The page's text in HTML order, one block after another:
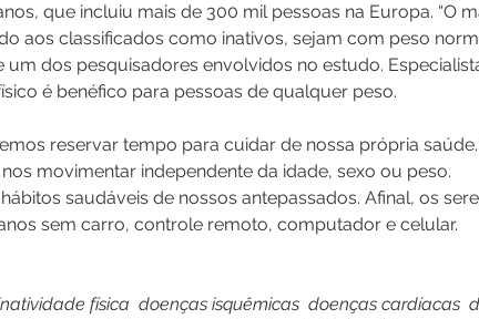
que incluiu mais de 300 mil pessoas na Europa. “O
aos classificados como inativos, sejam com peso
um dos pesquisadores envolvidos no estudo.
é benéfico para pessoas de qualquer peso.
reservar tempo para cuidar de nossa própria
movimentar independente da idade, sexo ou peso.
saudáveis de nossos antepassados. Afinal, os
sem carro, controle remoto, computador e celular.
física  doenças isquêmicas  doenças cardíacas